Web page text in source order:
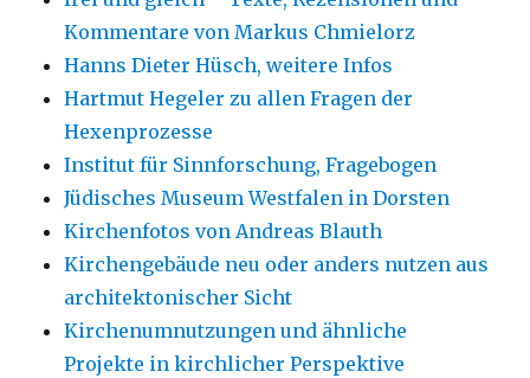
Kommentare von Markus Chmielorz
Hanns Dieter Hüsch, weitere Infos
Hartmut Hegeler zu allen Fragen der
Hexenprozesse
Institut für Sinnforschung, Fragebogen
Jüdisches Museum Westfalen in Dorsten
Kirchenfotos von Andreas Blauth
Kirchengebäude neu oder anders nutzen aus
architektonischer Sicht
Kirchenumnutzungen und ähnliche
Projekte in kirchlicher Perspektive